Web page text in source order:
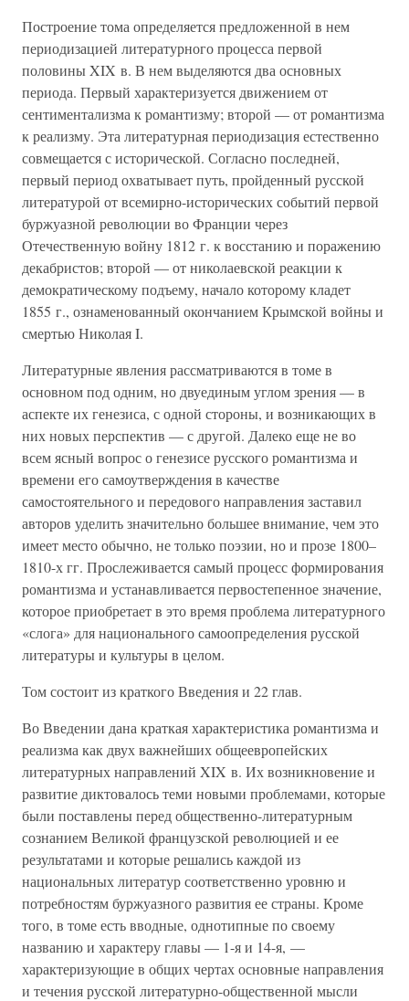
Построение тома определяется предложенной в нем
периодизацией литературного процесса первой
половины XIX в. В нем выделяются два основных
периода. Первый характеризуется движением от
сентиментализма к романтизму; второй — от романтизма
к реализму. Эта литературная периодизация естественно
совмещается с исторической. Согласно последней,
первый период охватывает путь, пройденный русской
литературой от всемирно-исторических событий первой
буржуазной революции во Франции через
Отечественную войну 1812 г. к восстанию и поражению
декабристов; второй — от николаевской реакции к
демократическому подъему, начало которому кладет
1855 г., ознаменованный окончанием Крымской войны и
смертью Николая I.
Литературные явления рассматриваются в томе в
основном под одним, но двуединым углом зрения — в
аспекте их генезиса, с одной стороны, и возникающих в
них новых перспектив — с другой. Далеко еще не во
всем ясный вопрос о генезисе русского романтизма и
времени его самоутверждения в качестве
самостоятельного и передового направления заставил
авторов уделить значительно большее внимание, чем это
имеет место обычно, не только поэзии, но и прозе 1800–
1810-х гг. Прослеживается самый процесс формирования
романтизма и устанавливается первостепенное значение,
которое приобретает в это время проблема литературного
«слога» для национального самоопределения русской
литературы и культуры в целом.
Том состоит из краткого Введения и 22 глав.
Во Введении дана краткая характеристика романтизма и
реализма как двух важнейших общеевропейских
литературных направлений XIX в. Их возникновение и
развитие диктовалось теми новыми проблемами, которые
были поставлены перед общественно-литературным
сознанием Великой французской революцией и ее
результатами и которые решались каждой из
национальных литератур соответственно уровню и
потребностям буржуазного развития ее страны. Кроме
того, в томе есть вводные, однотипные по своему
названию и характеру главы — 1-я и 14-я, —
характеризующие в общих чертах основные направления
и течения русской литературно-общественной мысли